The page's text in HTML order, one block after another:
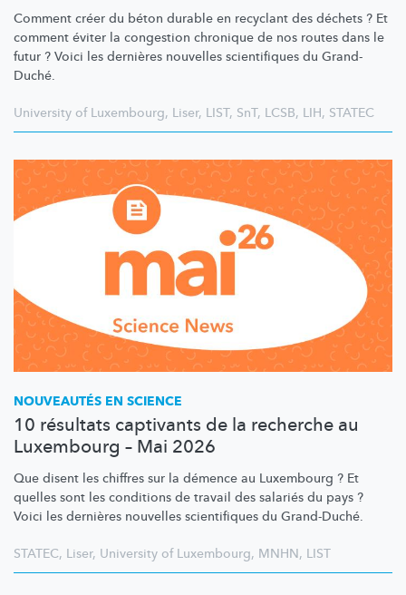
Comment créer du béton durable en recyclant des déchets ? Et
comment éviter la congestion chronique de nos routes dans le
futur ? Voici les dernières nouvelles scientifiques du Grand-
Duché.
University of Luxembourg, Liser, LIST, SnT, LCSB, LIH, STATEC
NOUVEAUTÉS EN SCIENCE
10 résultats captivants de la recherche au
Luxembourg – Mai 2026
Que disent les chiffres sur la démence au Luxembourg ? Et
quelles sont les conditions de travail des salariés du pays ?
Voici les dernières nouvelles scientifiques du Grand-Duché.
STATEC, Liser, University of Luxembourg, MNHN, LIST